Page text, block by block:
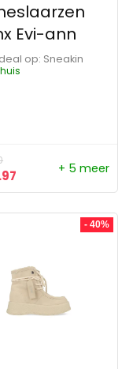
Evi-ann
op:
Sneakin
prijs was:
Huidige prijs is:
+ 5 meer
- 40%